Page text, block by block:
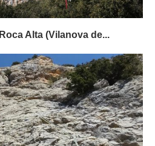
Alta (Vilanova de...